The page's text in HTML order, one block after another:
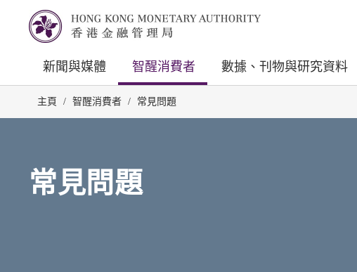
新聞與媒體 智醒消費者 數據、刊物與研究資料
主頁 / 智醒消費者 / 常見問題
常見問題